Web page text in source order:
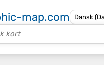
map.com